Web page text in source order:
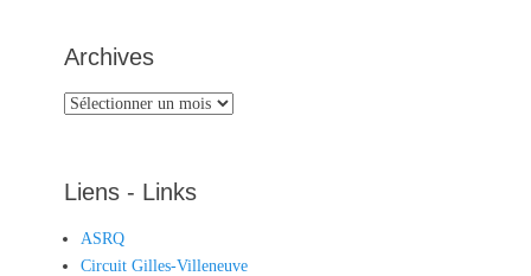
Archives
Archives
Liens - Links
ASRQ
Circuit Gilles-Villeneuve